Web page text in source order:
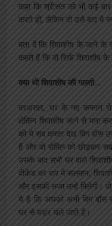
कहा कि श्रीसंत को भी कई
करते हों, लेकिन वो उसे बाद में
बता दें कि शिवाशीष के जाने
कहते हैं कि वो सिर्फ शिवाशीष
क्या थी शिवाशीष की गलती…
दरअसल, घर के नए कप्तान
लेकिन शिवाशीष जाने से मना
को ये सब करता देख बिग बॉस
हैं और वो रोमिल को छोड़कर
उसके बाद सभी घर वाले
वीकेंड का वार में सलमान,
और इसकी सजा उन्हें मिलेगी।
ये है कि आपको अभी बिग बॉस
घर से बाहर चले जाते हैं।